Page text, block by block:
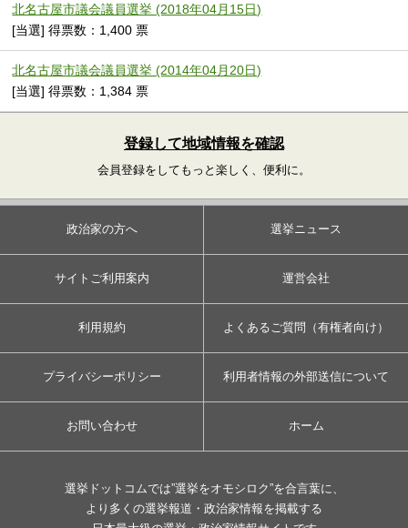
北名古屋市議会議員選挙 (2018年04月15日)
[当選] 得票数：1,400 票
北名古屋市議会議員選挙 (2014年04月20日)
[当選] 得票数：1,384 票
登録して地域情報を確認
会員登録をしてもっと楽しく、便利に。
政治家の方へ 選挙ニュース
サイトご利用案内 運営会社
利用規約 よくあるご質問（有権者向け）
プライバシーポリシー 利用者情報の外部送信について
お問い合わせ ホーム
選挙ドットコムでは”選挙をオモシロク”を合言葉に、
より多くの選挙報道・政治家情報を掲載する